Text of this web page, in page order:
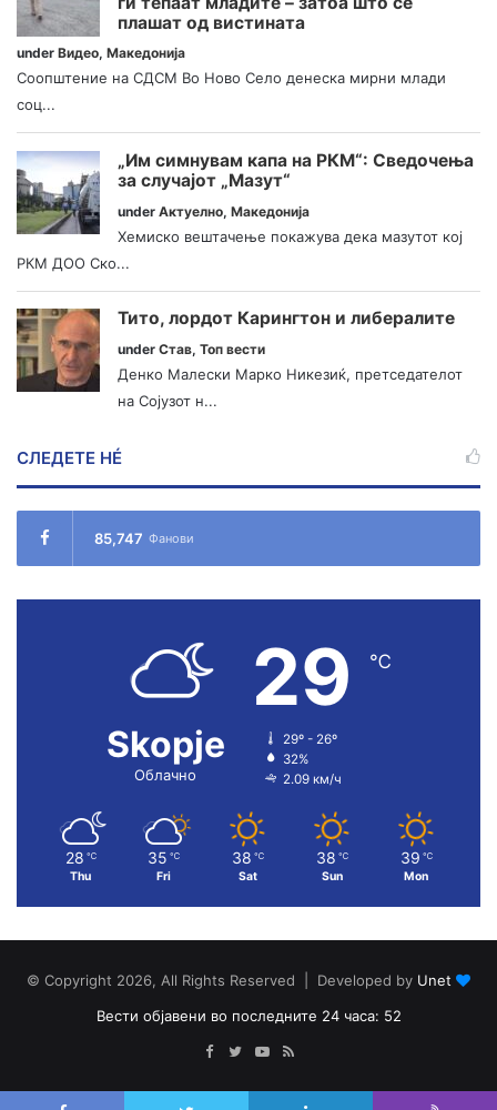
плашат од вистината
under Видео, Македонија
Соопштение на СДСМ Во Ново Село денеска мирни млади
соц...
„Им симнувам капа на РКМ“: Сведочења
за случајот „Мазут“
under Актуелно, Македонија
Хемиско вештачење покажува дека мазутот кој
РКМ ДОО Ско...
Тито, лордот Карингтон и либералите
under Став, Топ вести
Денко Малески Марко Никезиќ, претседателот
на Сојузот н...
СЛЕДЕТЕ НÉ
85,747 Фанови
Skopje
Облачно
29 ℃
29º - 26º
32%
2.09 км/ч
28 ℃
Thu
35 ℃
Fri
38 ℃
Sat
38 ℃
Sun
39 ℃
Mon
© Copyright 2026, All Rights Reserved | Developed by Unet
Вести објавени во последните 24 часа: 52
Facebook
TwitterYouTube
RSS